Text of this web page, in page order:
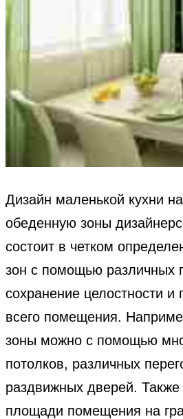
Дизайн маленькой кухни
обеденную зоны
состоит в четком
зон с помощью различных
сохранение целостности и
всего помещения.
зоны можно с помощью
потолков, различных
раздвижных дверей. Также
площади помещения на